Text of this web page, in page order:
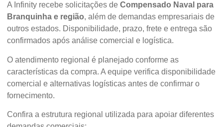
A Infinity recebe solicitações de Compensado Naval para
Branquinha e região, além de demandas empresariais de
outros estados. Disponibilidade, prazo, frete e entrega são
confirmados após análise comercial e logística.
O atendimento regional é planejado conforme as
características da compra. A equipe verifica disponibilidade
comercial e alternativas logísticas antes de confirmar o
fornecimento.
Confira a estrutura regional utilizada para apoiar diferentes